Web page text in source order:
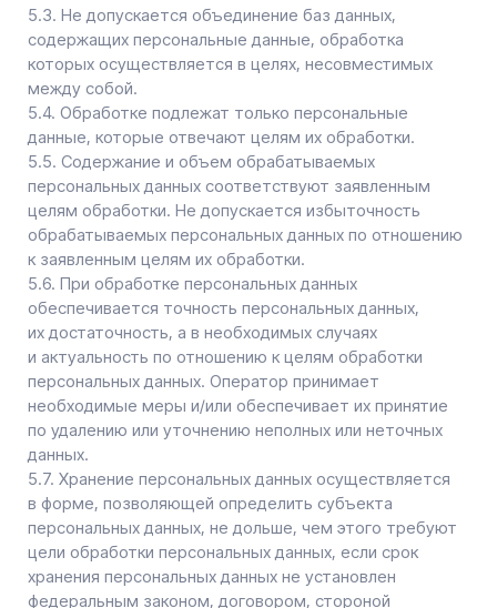
достижения целей, предусмотренных международным
договором Российской Федерации или законом, для
осуществления возложенных законодательством
Российской Федерации на оператора функций,
полномочий и обязанностей.
7.3. Обработка персональных данных необходима для
осуществления правосудия, исполнения судебного
акта, акта другого органа или должностного лица,
подлежащих исполнению в соответствии
с законодательством Российской Федерации
об исполнительном производстве.
7.4. Обработка персональных данных необходима для
исполнения договора, стороной которого либо
выгодоприобретателем или поручителем по которому
является субъект персональных данных, а также для
заключения договора по инициативе субъекта
персональных данных или договора, по которому
субъект персональных данных будет являться
выгодоприобретателем или поручителем.
7.5. Обработка персональных данных необходима для
осуществления прав и законных интересов оператора
значимых целей при условии, что при этом
не нарушаются права и свободы субъекта
персональных данных.
7.6. Осуществляется обработка персональных данных,
предоставлен субъектом персональных данных либо
по его просьбе (далее — общедоступные
персональные данные).
7.7. Осуществляется обработка персональных данных,